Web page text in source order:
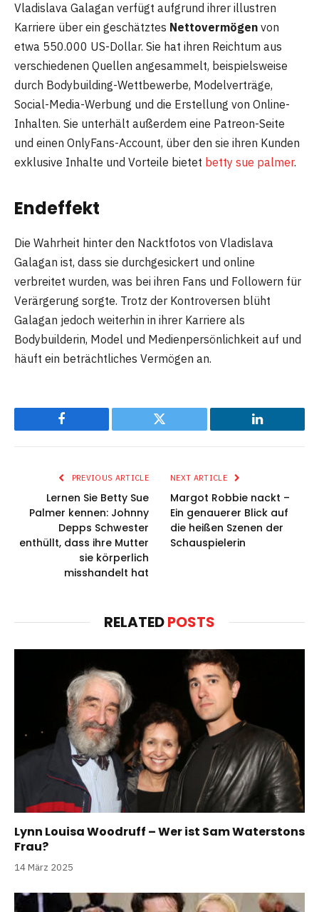
Vladislava Galagan verfügt aufgrund ihrer illustren
Karriere über ein geschätztes Nettovermögen von
etwa 550.000 US-Dollar. Sie hat ihren Reichtum aus
verschiedenen Quellen angesammelt, beispielsweise
durch Bodybuilding-Wettbewerbe, Modelverträge,
Social-Media-Werbung und die Erstellung von Online-
Inhalten. Sie unterhält außerdem eine Patreon-Seite
und einen OnlyFans-Account, über den sie ihren Kunden
exklusive Inhalte und Vorteile bietet betty sue palmer.
Endeffekt
Die Wahrheit hinter den Nacktfotos von Vladislava
Galagan ist, dass sie durchgesickert und online
verbreitet wurden, was bei ihren Fans und Followern für
Verärgerung sorgte. Trotz der Kontroversen blüht
Galagan jedoch weiterhin in ihrer Karriere als
Bodybuilderin, Model und Medienpersönlichkeit auf und
häuft ein beträchtliches Vermögen an.
Facebook Twitter LinkedIn
PREVIOUS ARTICLE
Lernen Sie Betty Sue
Palmer kennen: Johnny
Depps Schwester
enthüllt, dass ihre Mutter
sie körperlich
misshandelt hat
NEXT ARTICLE
Margot Robbie nackt –
Ein genauerer Blick auf
die heißen Szenen der
Schauspielerin
RELATEDPOSTS
Lynn Louisa Woodruff – Wer ist Sam Waterstons
Frau?
14 März 2025